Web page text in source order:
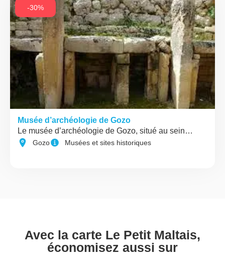
-30%
Musée d’archéologie de Gozo
Le musée d’archéologie de Gozo, situé au sein…
Gozo Musées et sites historiques
Avec la carte Le Petit Maltais,
économisez aussi sur